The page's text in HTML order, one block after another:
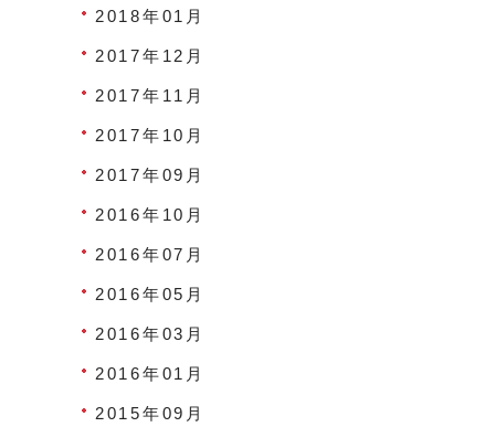
2018年01月
2017年12月
2017年11月
2017年10月
2017年09月
2016年10月
2016年07月
2016年05月
2016年03月
2016年01月
2015年09月